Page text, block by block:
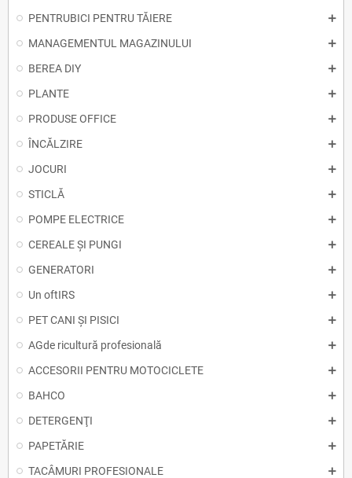
PENTRUBICI PENTRU TĂIERE
MANAGEMENTUL MAGAZINULUI
BEREA DIY
PLANTE
PRODUSE OFFICE
ÎNCĂLZIRE
JOCURI
STICLĂ
POMPE ELECTRICE
CEREALE ȘI PUNGI
GENERATORI
Un oftIRS
PET CANI ȘI PISICI
AGde ricultură profesională
ACCESORII PENTRU MOTOCICLETE
BAHCO
DETERGENŢI
PAPETĂRIE
TACÂMURI PROFESIONALE